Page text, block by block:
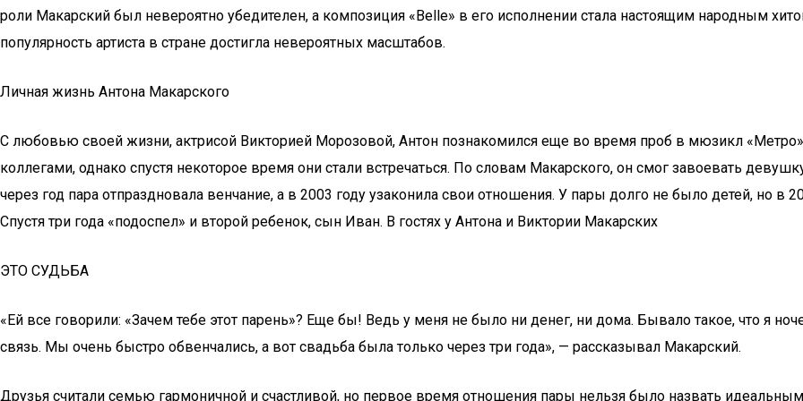
роли Макарский был невероятно убедителен, а композиция «Belle» в его исполнении стала настоящим народным
популярность артиста в стране достигла невероятных масштабов.
Личная жизнь Антона Макарского
С любовью своей жизни, актрисой Викторией Морозовой, Антон познакомился еще во время проб в мюзикл
коллегами, однако спустя некоторое время они стали встречаться. По словам Макарского, он смог завоевать
через год пара отпраздновала венчание, а в 2003 году узаконила свои отношения. У пары долго не было детей, но в
Спустя три года «подоспел» и второй ребенок, сын Иван. В гостях у Антона и Виктории Макарских
ЭТО СУДЬБА
«Ей все говорили: «Зачем тебе этот парень»? Еще бы! Ведь у меня не было ни денег, ни дома. Бывало такое, что я
связь. Мы очень быстро обвенчались, а вот свадьба была только через три года», — рассказывал Макарский.
Друзья считали семью гармоничной и счастливой, но первое время отношения пары нельзя было назвать